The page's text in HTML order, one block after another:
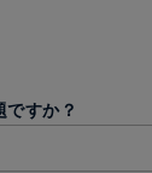
すか？